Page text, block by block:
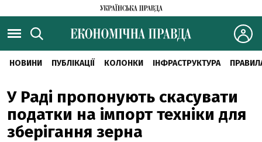
НОВИНИ ПУБЛІКАЦІЇ КОЛОНКИ ІНФРАСТРУКТУРА
У Раді пропонують скасувати
податки на імпорт техніки для
зберігання зерна